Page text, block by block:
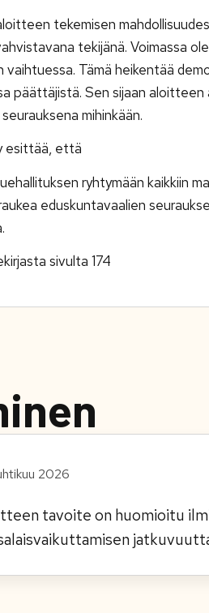
tekemisen
tekijänä. Voimassa
Tämä heikentää
päättäjistä. Sen sijaan
mihinkään.
esittää, että
ryhtymään kaikkiin
eduskuntavaalien
sivulta 174
2026
tavoite on huomioitu